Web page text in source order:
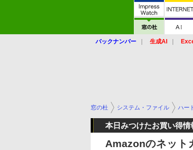
バックナンバー 生成AI
窓の杜 システム・ファイル ハー
本日みつけたお買い得情
Amazonのネット